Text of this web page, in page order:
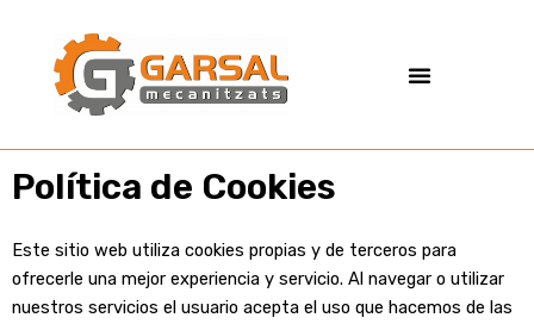
contenido
Menú
Política de Cookies
Este sitio web utiliza cookies propias y de terceros para
ofrecerle una mejor experiencia y servicio. Al navegar o utilizar
nuestros servicios el usuario acepta el uso que hacemos de las